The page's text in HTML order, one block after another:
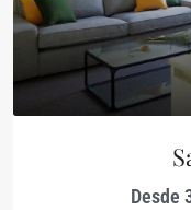
Desde